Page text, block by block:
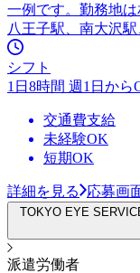
一例です。勤務地は
八王子駅、南大沢
シフト
1日8時間 週1日から
交通費支給
未経験OK
短期OK
詳細を見る 応募画
TOKYO EYE
派遣労働者